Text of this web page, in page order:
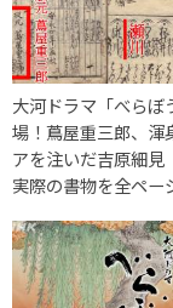
大河ドラマ「べらぼ
場！蔦屋重三郎、渾
アを注いだ吉原細見
実際の書物を全ペー